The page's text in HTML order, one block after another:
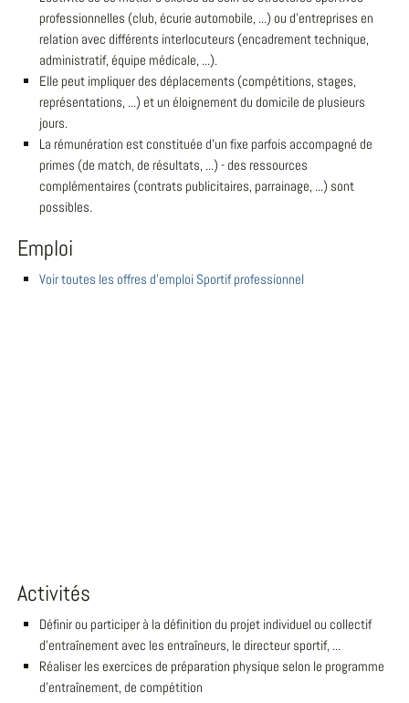
professionnelles (club, écurie automobile, ...) ou d'entreprises en
relation avec différents interlocuteurs (encadrement technique,
administratif, équipe médicale, ...).
Elle peut impliquer des déplacements (compétitions, stages,
représentations, ...) et un éloignement du domicile de plusieurs
jours.
La rémunération est constituée d'un fixe parfois accompagné de
primes (de match, de résultats, ...) - des ressources
complémentaires (contrats publicitaires, parrainage, ...) sont
possibles.
Emploi
Voir toutes les offres d'emploi Sportif professionnel
Activités
Définir ou participer à la définition du projet individuel ou collectif
d'entraînement avec les entraîneurs, le directeur sportif, ...
Réaliser les exercices de préparation physique selon le programme
d'entraînement, de compétition